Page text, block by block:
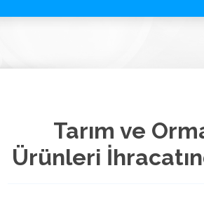
Tarım ve
Ürünleri